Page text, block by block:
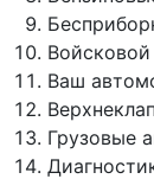
Ваш
Грузовые